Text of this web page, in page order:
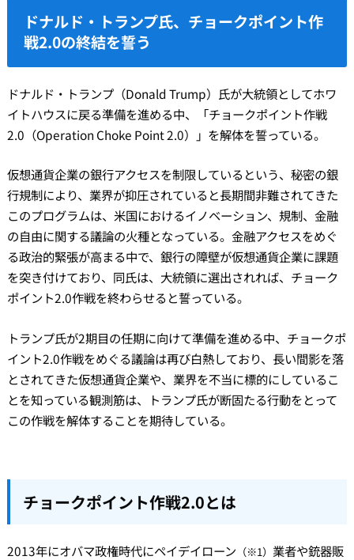
ドナルド・トランプ氏、チョークポイント作
戦2.0の終結を誓う
ドナルド・トランプ（Donald Trump）氏が大統領としてホワ
イトハウスに戻る準備を進める中、「チョークポイント作戦
2.0（Operation Choke Point 2.0）」を解体を誓っている。
仮想通貨企業の銀行アクセスを制限しているという、秘密の銀
行規制により、業界が抑圧されていると長期間非難されてきた
このプログラムは、米国におけるイノベーション、規制、金融
の自由に関する議論の火種となっている。金融アクセスをめぐ
る政治的緊張が高まる中で、銀行の障壁が仮想通貨企業に課題
を突き付けており、同氏は、大統領に選出されれば、チョーク
ポイント2.0作戦を終わらせると誓っている。
トランプ氏が2期目の任期に向けて準備を進める中、チョークポ
イント2.0作戦をめぐる議論は再び白熱しており、長い間影を落
とされてきた仮想通貨企業や、業界を不当に標的にしているこ
とを知っている観測筋は、トランプ氏が断固たる行動をとって
この作戦を解体することを期待している。
チョークポイント作戦2.0とは
2013年にオバマ政権時代にペイデイローン （※1） 業者や銃器販